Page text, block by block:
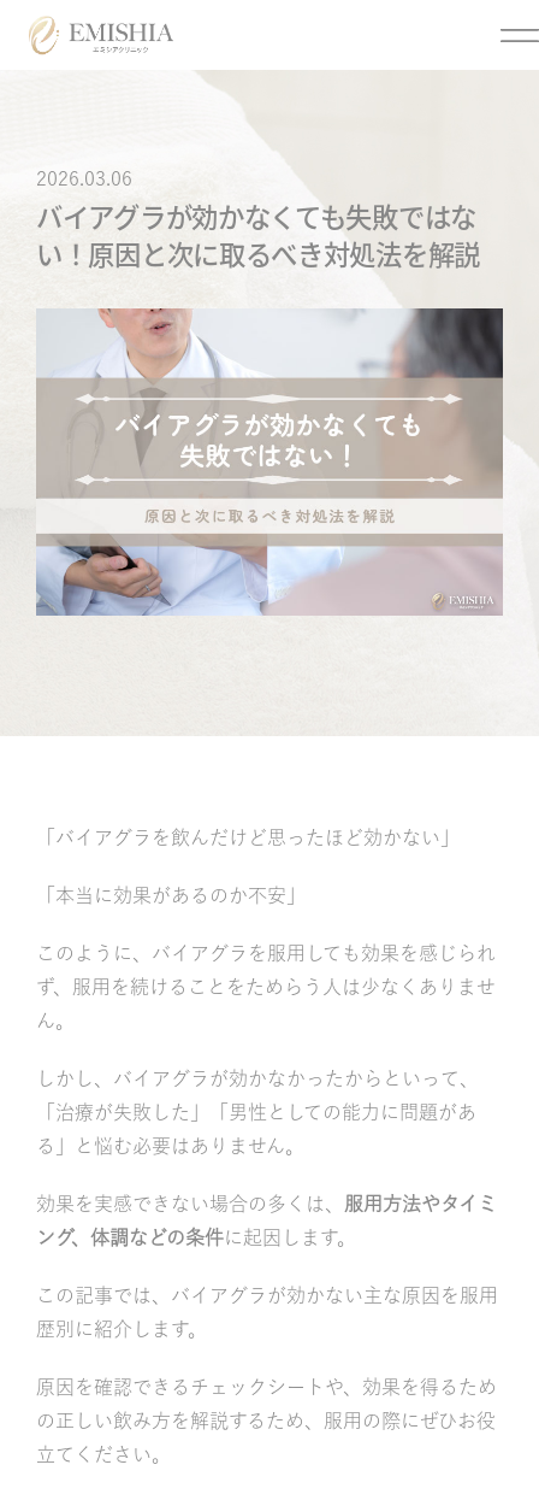
Menu
メニュー
クリニック情報
個人情報保護方針
オンライン診療利用規約
ご来院時の注意点につい
お問い合わせ
メディア掲載
特定商取引法に基づく表
記
医療脱毛
オンライン診療
まつげ美容液
アフターピル
低用量ピル
痛風・尿酸値
ED・早漏防止
2026.03.06
バイアグラが効かなくても失敗ではな
い！原因と次に取るべき対処法を解説
「バイアグラを飲んだけど思ったほど効かない」
「本当に効果があるのか不安」
このように、バイアグラを服用しても効果を感じられ
ず、服用を続けることをためらう人は少なくありませ
ん。
しかし、バイアグラが効かなかったからといって、
「治療が失敗した」「男性としての能力に問題があ
る」と悩む必要はありません。
効果を実感できない場合の多くは、 服用方法やタイミ
ング、体調などの条件に起因します。
この記事では、バイアグラが効かない主な原因を服用
歴別に紹介します。
原因を確認できるチェックシートや、効果を得るため
の正しい飲み方を解説するため、服用の際にぜひお役
立てください。